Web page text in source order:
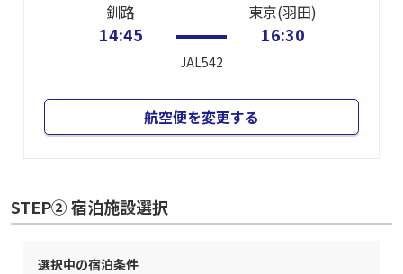
釧路
14:45
JAL542
東京(羽田)
16:30
航空便を変更する
STEP② 宿泊施設選択
選択中の宿泊条件